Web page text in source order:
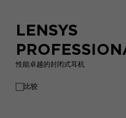
LENSYS
性能卓越的封闭式耳机
比较